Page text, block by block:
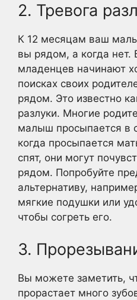
2. Тревога
К 12 месяцам ваш
вы рядом, а когда нет.
младенцев начинают
поисках своих
рядом. Это известно
разлуки. Многие
малыш просыпается в
когда просыпается
спят, они могут
рядом. Попробуйте
альтернативу,
мягкие подушки или
чтобы согреть его.
3.
Вы можете заметить,
прорастает много